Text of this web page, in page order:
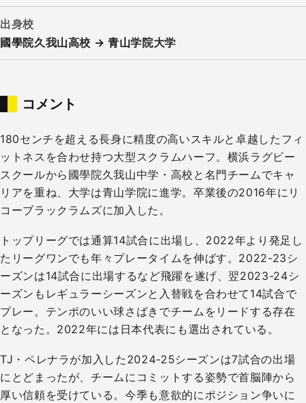
出身校
國學院久我山高校 → 青山学院大学
コメント
180センチを超える長身に精度の高いスキルと卓越したフィ
ットネスを合わせ持つ大型スクラムハーフ。横浜ラグビー
スクールから國學院久我山中学・高校と名門チームでキャ
リアを重ね、大学は青山学院に進学。卒業後の2016年にリ
コーブラックラムズに加入した。
トップリーグでは通算14試合に出場し、2022年より発足し
たリーグワンでも年々プレータイムを伸ばす。2022-23シ
ーズンは14試合に出場するなど飛躍を遂げ、翌2023-24シ
ーズンもレギュラーシーズンと入替戦を合わせて14試合で
プレー。テンポのいい球さばきでチームをリードする存在
となった。2022年には日本代表にも選出されている。
TJ・ペレナラが加入した2024-25シーズンは7試合の出場
にとどまったが、チームにコミットする姿勢で首脳陣から
厚い信頼を受けている。今季も意欲的にポジション争いに